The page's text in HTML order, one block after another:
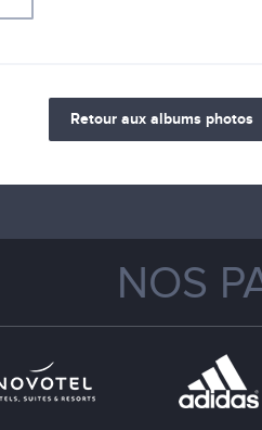
Retour aux albums photos
NOS